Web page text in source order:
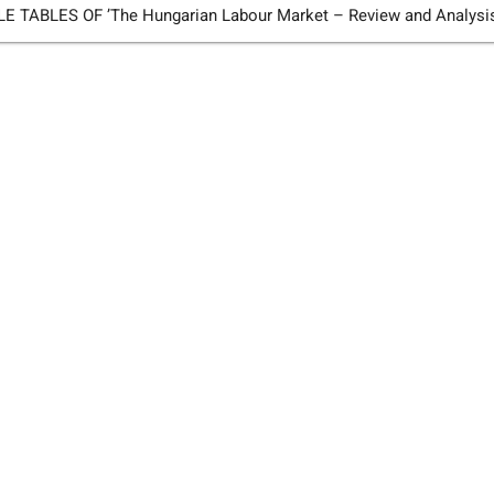
TABLES OF ’The Hungarian Labour Market – Review and